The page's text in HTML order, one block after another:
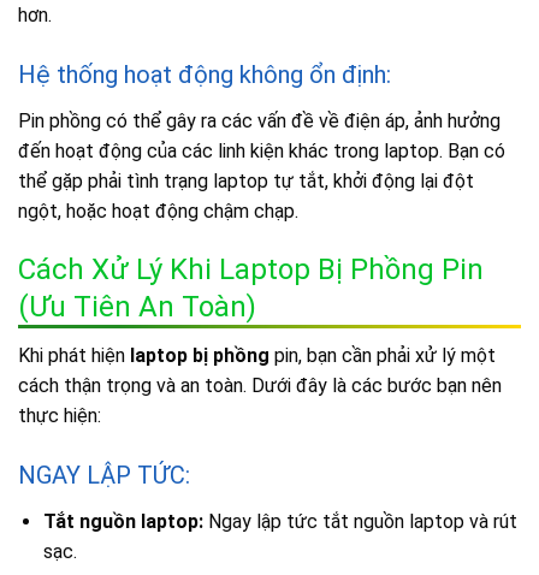
hơn.
Hệ thống hoạt động không ổn định:
Pin phồng có thể gây ra các vấn đề về điện áp, ảnh hưởng
đến hoạt động của các linh kiện khác trong laptop. Bạn có
thể gặp phải tình trạng laptop tự tắt, khởi động lại đột
ngột, hoặc hoạt động chậm chạp.
Cách Xử Lý Khi Laptop Bị Phồng Pin
(Ưu Tiên An Toàn)
Khi phát hiện laptop bị phồng pin, bạn cần phải xử lý một
cách thận trọng và an toàn. Dưới đây là các bước bạn nên
thực hiện:
NGAY LẬP TỨC:
Tắt nguồn laptop:Ngay lập tức tắt nguồn laptop và rút
sạc.